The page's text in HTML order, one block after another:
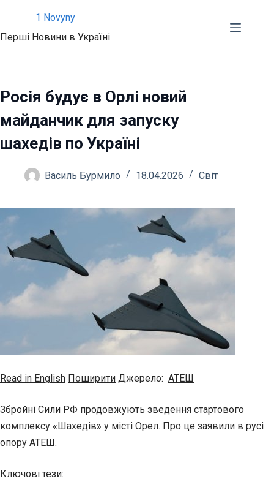
вмісту
1 Novyny
Перші Новини в Україні
Росія будує в Орлі новий
майданчик для запуску
шахедів по Україні
Василь Бурмило 18.04.2026 Світ
Read in English Поширити Джерело: АТЕШ
Збройні Сили РФ продовжують зведення стартового
комплексу «Шахедів» у місті Орел. Про це заявили в русі
опору АТЕШ.
Ключові тези: